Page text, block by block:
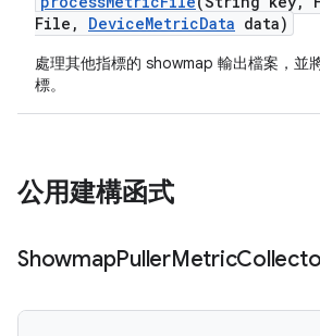
File , DeviceMetricData data)
處理其他指標的 showmap 輸出檔案，並
標。
公用建構函式
ShowmapPullerMetric